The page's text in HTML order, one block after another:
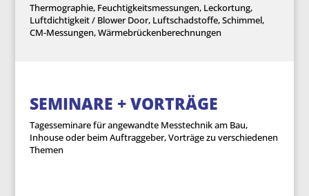
Thermographie, Feuchtigkeitsmessungen, Leckortung,
Luftdichtigkeit / Blower Door, Luftschadstoffe, Schimmel,
CM-Messungen, Wärmebrückenberechnungen
SEMINARE + VORTRÄGE
Tagesseminare für angewandte Messtechnik am Bau,
Inhouse oder beim Auftraggeber, Vorträge zu verschiedenen
Themen